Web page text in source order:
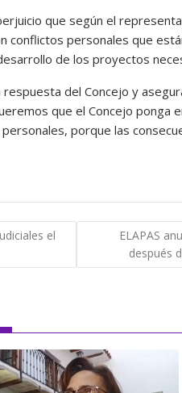
que según el
conflictos personales que
de los proyectos
del Concejo y
que el Concejo ponga
porque las
el
ELAPAS
después